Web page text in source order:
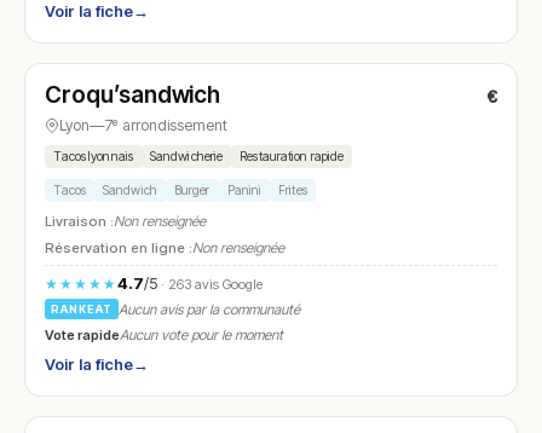
Voir la fiche→
N° 27
Croqu’sandwich €
Lyon—7ᵉ arrondissement
Tacos lyonnais Sandwicherie Restauration rapide
Tacos Sandwich Burger Panini Frites
Livraison :Non renseignée
Réservation en ligne :Non renseignée
★★★★★4.7/5· 263 avis Google
RANKEAT
Aucun avis par la communauté
Vote rapideAucun vote pour le moment
Voir la fiche→